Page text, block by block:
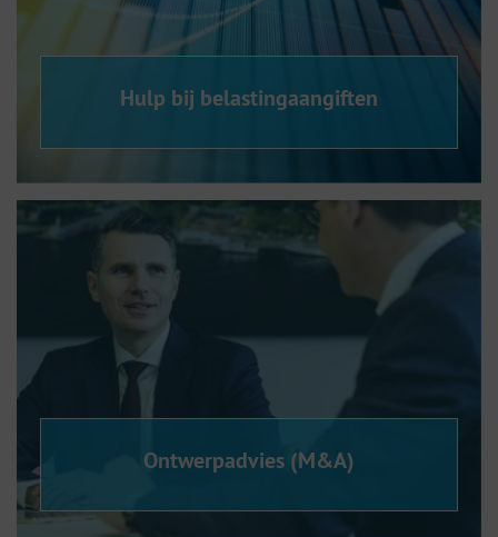
Hulp bij belastingaangiften
Ontwerpadvies (M&A)